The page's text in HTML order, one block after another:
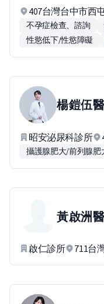
407台灣台中市西
不孕症檢查、諮詢
性慾低下/性慾障礙
楊鎧伍
昭安泌尿科診所
攝護腺肥大/前列腺肥
黃啟洲
啟仁診所 711台